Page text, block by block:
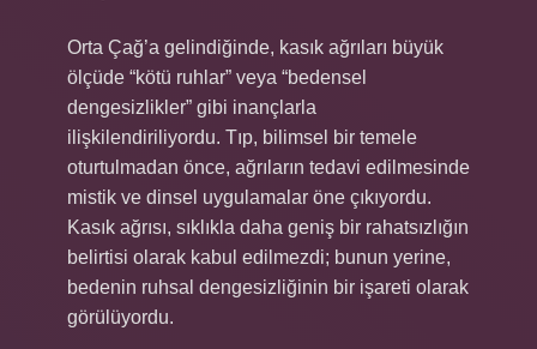
Orta Çağ’a gelindiğinde, kasık ağrıları büyük
ölçüde “kötü ruhlar” veya “bedensel
dengesizlikler” gibi inançlarla
ilişkilendiriliyordu. Tıp, bilimsel bir temele
oturtulmadan önce, ağrıların tedavi edilmesinde
mistik ve dinsel uygulamalar öne çıkıyordu.
Kasık ağrısı, sıklıkla daha geniş bir rahatsızlığın
belirtisi olarak kabul edilmezdi; bunun yerine,
bedenin ruhsal dengesizliğinin bir işareti olarak
görülüyordu.